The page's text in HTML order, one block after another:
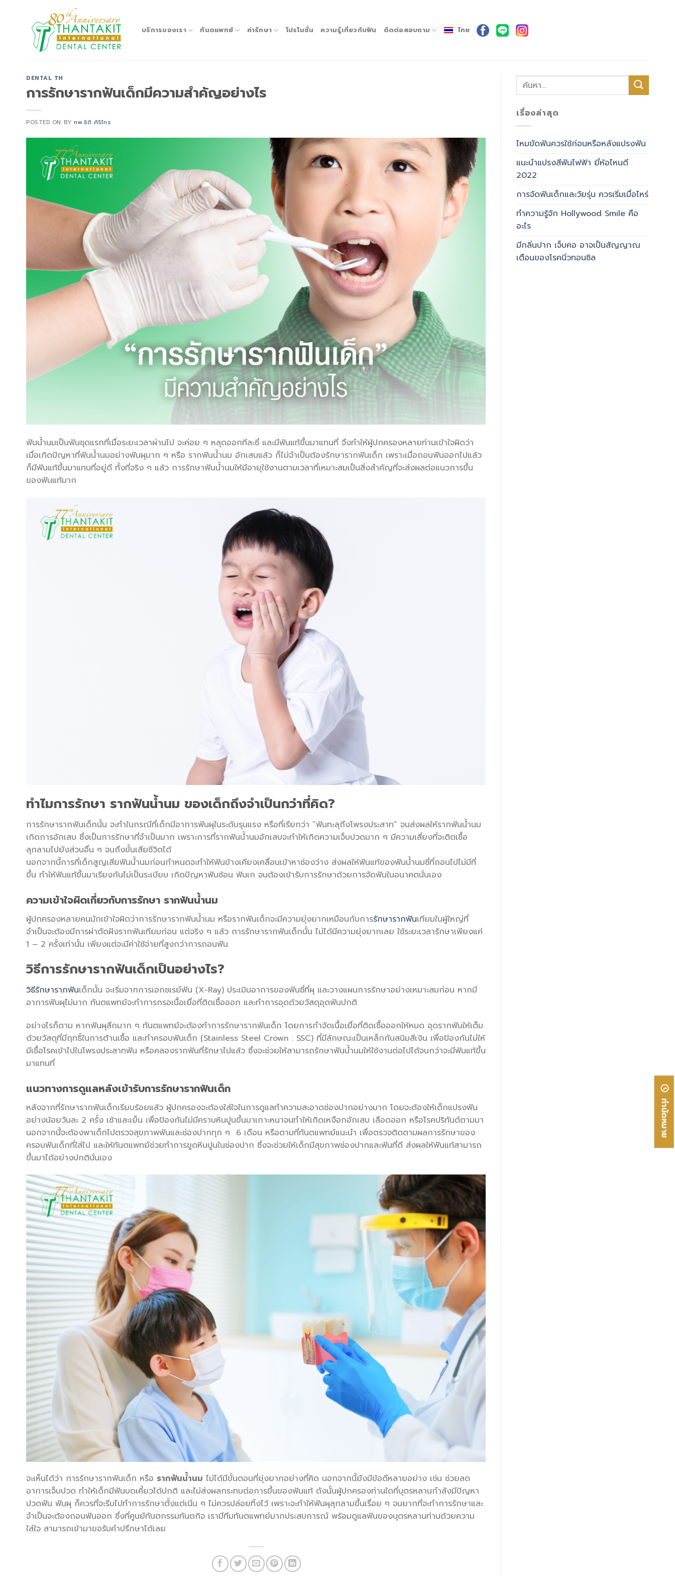
บริการของเรา ทันตแพทย์ ค่ารักษา โปรโมชั่น ความรู้เกี่ยวกับฟัน ติดต่อสอบถาม ไทย
DENTAL TH
การรักษารากฟันเด็กมีความสำคัญอย่างไร
POSTED ON BYทพ.ธิติ ศิริไกร
ฟันน้ำนมเป็นฟันชุดแรกที่เมื่อระยะเวลาผ่านไป จะค่อย ๆ หลุดออกทีละซี่ และมีฟันแท้ขึ้นมาแทนที่ จึงทำให้ผู้ปกครองหลายท่านเข้าใจผิดว่า
เมื่อเกิดปัญหาที่ฟันน้ำนมอย่างฟันผุมาก ๆ หรือ รากฟันน้ำนม อักเสบแล้ว ก็ไม่จำเป็นต้องรักษารากฟันเด็ก เพราะเมื่อถอนฟันออกไปแล้ว
ก็มีฟันแท้ขึ้นมาแทนที่อยู่ดี ทั้งที่จริง ๆ แล้ว การรักษาฟันน้ำนมให้มีอายุใช้งานตามเวลาที่เหมาะสมเป็นสิ่งสำคัญที่จะส่งผลต่อแนวการขึ้น
ของฟันแท้มาก
ทำไมการรักษา รากฟันน้ำนม ของเด็กถึงจำเป็นกว่าที่คิด?
การรักษารากฟันเด็กนั้น จะทำในกรณีที่เด็กมีอาการฟันผุในระดับรุนแรง หรือที่เรียกว่า “ฟันทะลุถึงโพรงประสาท” จนส่งผลให้รากฟันน้ำนม
เกิดการอักเสบ ซึ่งเป็นการรักษาที่จำเป็นมาก เพราะการที่รากฟันน้ำนมอักเสบจะทำให้เกิดความเจ็บปวดมาก ๆ มีความเสี่ยงที่จะติดเชื้อ
ลุกลามไปยังส่วนอื่น ๆ จนถึงขั้นเสียชีวิตได้
นอกจากนี้การที่เด็กสูญเสียฟันน้ำนมก่อนกำหนดจะทำให้ฟันข้างเคียงเคลื่อนเข้าหาช่องว่าง ส่งผลให้ฟันแท้ของฟันน้ำนมซี่ที่ถอนไปไม่มีที่
ขึ้น ทำให้ฟันแท้ขึ้นมาเรียงกันไม่เป็นระเบียบ เกิดปัญหาฟันซ้อน ฟันเก จนต้องเข้ารับการรักษาด้วยการจัดฟันในอนาคตนั่นเอง
ความเข้าใจผิดเกี่ยวกับการรักษา รากฟันน้ำนม
ผู้ปกครองหลายคนมักเข้าใจผิดว่าการรักษารากฟันน้ำนม หรือรากฟันเด็กจะมีความยุ่งยากเหมือนกับการรักษารากฟันเทียมในผู้ใหญ่ที่
จำเป็นจะต้องมีการผ่าตัดฝังรากฟันเทียมก่อน แต่จริง ๆ แล้ว การรักษารากฟันเด็กนั้น ไม่ได้มีความยุ่งยากเลย ใช้ระยะเวลารักษาเพียงแค่
1 – 2 ครั้งเท่านั้น เพียงแต่จะมีค่าใช้จ่ายที่สูงกว่าการถอนฟัน
วิธีการรักษารากฟันเด็กเป็นอย่างไร?
วิธีรักษารากฟันเด็กนั้น จะเริ่มจากการเอกซเรย์ฟัน (X-Ray) ประเมินอาการของฟันซี่ที่ผุ และวางแผนการรักษาอย่างเหมาะสมก่อน หากมี
อาการฟันผุไม่มาก ทันตแพทย์จะทำการกรอเนื้อเยื่อที่ติดเชื้อออก และทำการอุดด้วยวัสดุอุดฟันปกติ
อย่างไรก็ตาม หากฟันผุลึกมาก ๆ ทันตแพทย์จะต้องทำการรักษารากฟันเด็ก โดยการกำจัดเนื้อเยื่อที่ติดเชื้อออกให้หมด อุดรากฟันให้เต็ม
ด้วยวัสดุที่มีฤทธิ์ในการต้านเชื้อ และทำครอบฟันเด็ก (Stainless Steel Crown : SSC) ที่มีลักษณะเป็นเหล็กกันสนิมสีเงิน เพื่อป้องกันไม่ให้
มีเชื้อโรคเข้าไปในโพรงประสาทฟัน หรือคลองรากฟันที่รักษาไปแล้ว ซึ่งจะช่วยให้สามารถรักษาฟันน้ำนมให้ใช้งานต่อไปได้จนกว่าจะมีฟันแท้ขึ้น
มาแทนที่
แนวทางการดูแลหลังเข้ารับการรักษารากฟันเด็ก
หลังจากที่รักษารากฟันเด็กเรียบร้อยแล้ว ผู้ปกครองจะต้องใส่ใจในการดูแลทำความสะอาดช่องปากอย่างมาก โดยจะต้องให้เด็กแปรงฟัน
อย่างน้อยวันละ 2 ครั้ง เช้าและเย็น เพื่อป้องกันไม่มีคราบหินปูนขึ้นมาเกาะหนาจนทำให้เกิดเหงือกอักเสบ เลือดออก หรือโรคปริทันต์ตามมา
นอกจากนี้จะต้องพาเด็กไปตรวจสุขภาพฟันและช่องปากทุก ๆ 6 เดือน หรือตามที่ทันตแพทย์แนะนำ เพื่อตรวจติดตามผลการรักษาของ
ครอบฟันเด็กที่ใส่ไป และให้ทันตแพทย์ช่วยทำการขูดหินปูนในช่องปาก ซึ่งจะช่วยให้เด็กมีสุขภาพช่องปากและฟันที่ดี ส่งผลให้ฟันแท้สามารถ
ขึ้นมาได้อย่างปกตินั่นเอง
จะเห็นได้ว่า การรักษารากฟันเด็ก หรือ รากฟันน้ำนม ไม่ได้มีขั้นตอนที่ยุ่งยากอย่างที่คิด นอกจากนี้ยังมีข้อดีหลายอย่าง เช่น ช่วยลด
อาการเจ็บปวด ทำให้เด็กมีฟันบดเคี้ยวได้ปกติ และไม่ส่งผลกระทบต่อการขึ้นของฟันแท้ ดังนั้นผู้ปกครองท่านใดที่บุตรหลานกำลังมีปัญหา
ปวดฟัน ฟันผุ ก็ควรที่จะรีบไปทำการรักษาตั้งแต่เนิ่น ๆ ไม่ควรปล่อยทิ้งไว้ เพราะจะทำให้ฟันผุลุกลามขึ้นเรื่อย ๆ จนยากที่จะทำการรักษาและ
จำเป็นจะต้องถอนฟันออก ซึ่งที่ศูนย์ทันตกรรมทันตกิจ เรามีทีมทันตแพทย์มากประสบการณ์ พร้อมดูแลฟันของบุตรหลานท่านด้วยความ
ใส่ใจ สามารถเข้ามาขอรับคำปรึกษาได้เลย
เรื่องล่าสุด
ไหมขัดฟันควรใช้ก่อนหรือหลังแปรงฟัน
แนะนำแปรงสีฟันไฟฟ้า ยี่ห้อไหนดี
2022
การจัดฟันเด็กและวัยรุ่น ควรเริ่มเมื่อไหร่
ทำความรู้จัก Hollywood Smile คือ
อะไร
มีกลิ่นปาก เจ็บคอ อาจเป็นสัญญาณ
เตือนของโรคนิ่วทอนซิล
ทำนัดหมาย